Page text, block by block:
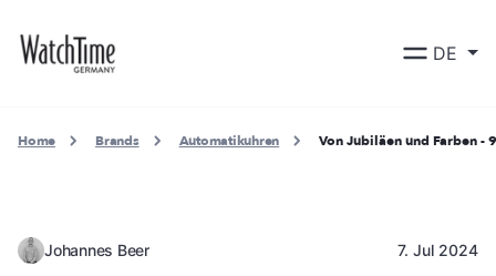
DE
Home Brands Automatikuhren Von Jubiläen und Farben -
Johannes Beer 7. Jul 2024